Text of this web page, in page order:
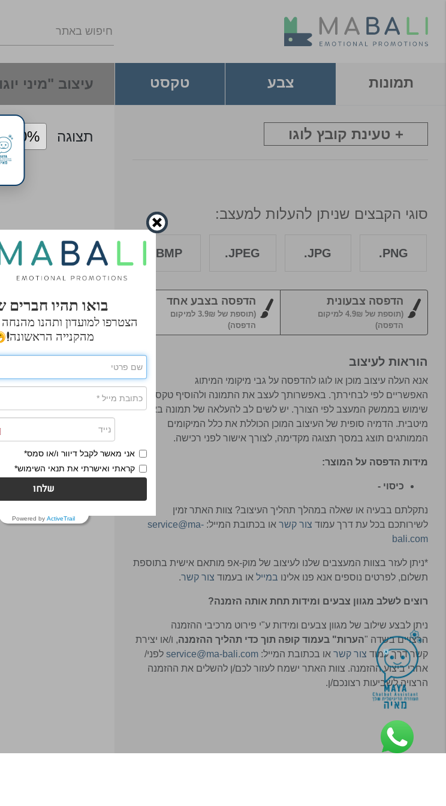
תמונות צבע טקסט
+ טעינת קובץ לוגו
סוגי הקבצים שניתן להעלות למעצב:
PNG.
JPG.
JPEG.
BMP.
הדפסה צבעונית
(תוספת של 4.9₪ למיקום
הדפסה)
הדפסה בצבע אחד
(תוספת של 3.9₪ למיקום
הדפסה)
הוראות לעיצוב
אנא העלה עיצוב מוכן או לוגו להדפסה על גבי מיקומי המיתוג
האפשריים לפי לבחירתך. באפשרותך לעצב את התמונה ולהוסיף טקסט ע"י
שימוש בממשק המעצב לפי הצורך. יש לשים לב להעלאה של תמונה באיכות
מיטבית. הדמיה סופית של העיצוב המוכן הכוללת את כלל המיקומים
הממותגים תוצג במסך תצוגה מקדימה, לצורך אישור לפני רכישה.
מידות הדפסה על המוצר:
כיסוי -
נתקלתם בבעיה או שאלה במהלך תהליך העיצוב? צוות האתר זמין
לשירותכם בכל עת דרך עמוד צור קשר או בכתובת המייל: service@ma-
bali.com
*ניתן לעזר בצוות המעצבים שלנו לעיצוב של מוק-אפ מותאם אישית בתוספת
תשלום, לפרטים נוספים אנא פנו אלינו במייל או בעמוד צור קשר.
רוצים לשלב מגוון צבעים ומידות תחת אותה הזמנה?
ניתן לבצע שילוב של מגוון צבעים ומידות ע"י פירוט מרכיבי ההזמנה
הרצויים בשדה "הערות" בעמוד קופה תוך כדי תהליך ההזמנה, ו/או יצירת
קשר דרך עמוד צור קשר או בכתובת המייל: service@ma-bali.com לפני/
אחרי ביצוע ההזמנה. צוות האתר ישמח לעזור לכם/ן להשלים את ההזמנה
הרצויה לשביעות רצונכם/ן.
תצוגה
עיצוב "מיני
בואו תהיו חברים
הצטרפו למועדון ותהנו
מהקנייה הראשונה!
אני מאשר לקבל דיוור ו/או סמס*
קראתי ואישרתי את תנאי השימוש*
שלחו
Powered by ActiveTrail